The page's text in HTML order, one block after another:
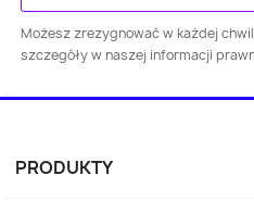
Sosnowiec Toruń
Rybnik
Możesz zrezygnować w każdej
szczegóły w naszej informacji
PRODUKTY